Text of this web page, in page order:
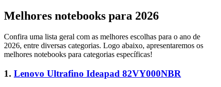
Melhores notebooks para 2026
Confira uma lista geral com as melhores escolhas para o ano de
2026, entre diversas categorias. Logo abaixo, apresentaremos os
melhores notebooks para categorias específicas!
1. Lenovo Ultrafino Ideapad 82VY000NBR